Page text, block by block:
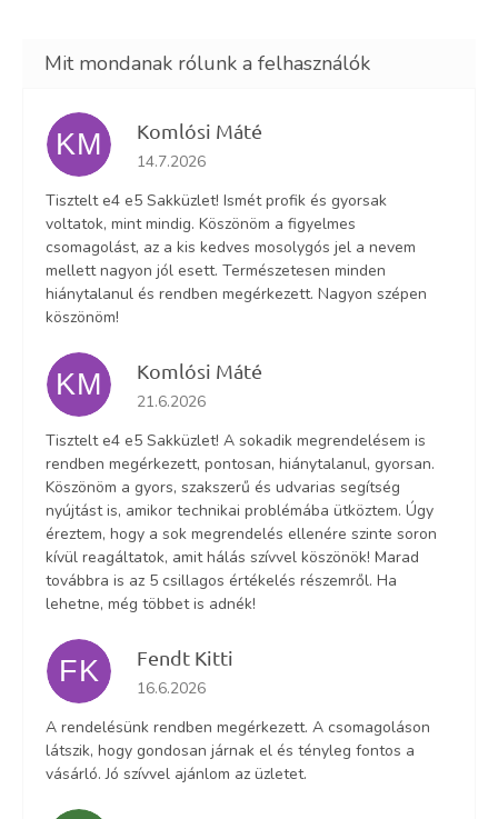
KM Komlósi Máté
Az áruház értékelése 5-ből 5 csillag.
14.7.2026
Tisztelt e4 e5 Sakküzlet! Ismét profik és gyorsak
voltatok, mint mindig. Köszönöm a figyelmes
csomagolást, az a kis kedves mosolygós jel a nevem
mellett nagyon jól esett. Természetesen minden
hiánytalanul és rendben megérkezett. Nagyon szépen
köszönöm!
KM Komlósi Máté
Az áruház értékelése 5-ből 5 csillag.
21.6.2026
Tisztelt e4 e5 Sakküzlet! A sokadik megrendelésem is
rendben megérkezett, pontosan, hiánytalanul, gyorsan.
Köszönöm a gyors, szakszerű és udvarias segítség
nyújtást is, amikor technikai problémába ütköztem. Úgy
éreztem, hogy a sok megrendelés ellenére szinte soron
kívül reagáltatok, amit hálás szívvel köszönök! Marad
továbbra is az 5 csillagos értékelés részemről. Ha
lehetne, még többet is adnék!
FK Fendt Kitti
Az áruház értékelése 5-ből 5 csillag.
16.6.2026
A rendelésünk rendben megérkezett. A csomagoláson
látszik, hogy gondosan járnak el és tényleg fontos a
vásárló. Jó szívvel ajánlom az üzletet.